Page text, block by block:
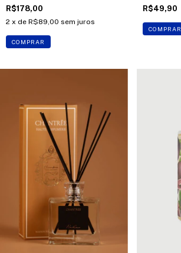
R$178,00
2 x de R$89,00 sem juros
COMPRAR
R$49,90
COMPRAR